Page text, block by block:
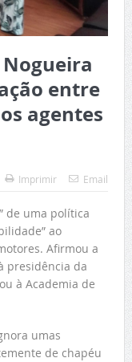
Nogueira
entre
agentes
Imprimir Email
de uma política
ao
Afirmou a
presidência da
à Academia de
umas
de chapéu